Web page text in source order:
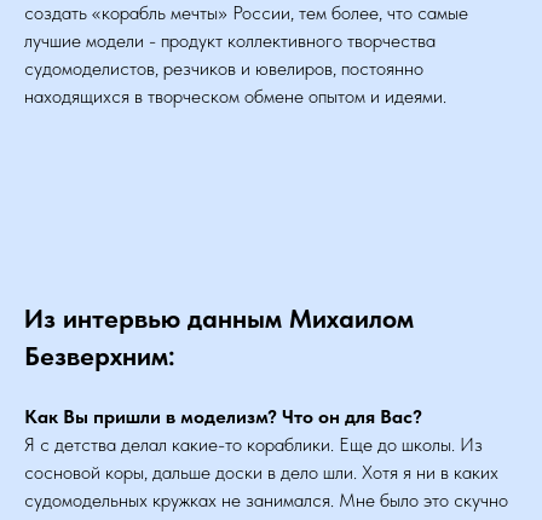
создать «корабль мечты» России, тем более, что самые
лучшие модели - продукт коллективного творчества
судомоделистов, резчиков и ювелиров, постоянно
находящихся в творческом обмене опытом и идеями.
Из интервью данным Михаилом
Безверхним:
Как Вы пришли в моделизм? Что он для Вас?
Я с детства делал какие-то кораблики. Еще до школы. Из
сосновой коры, дальше доски в дело шли. Хотя я ни в каких
судомодельных кружках не занимался. Мне было это скучно